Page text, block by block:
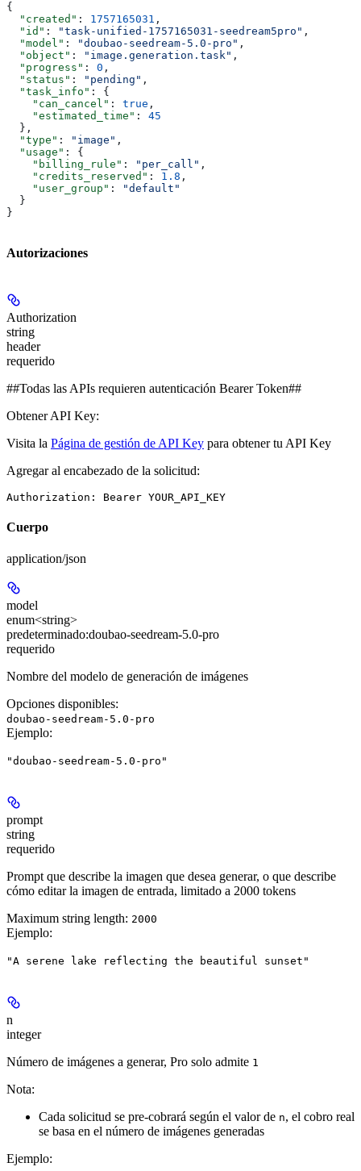
{
  "created"
: 1757165031 ,
  "id"
: "task-unified-1757165031-seedream5pro" ,
  "model"
: "doubao-seedream-5.0-pro" ,
  "object"
: "image.generation.task" ,
  "progress"
: 0 ,
  "status"
: "pending" ,
  "task_info"
: {
    "can_cancel"
: true ,
    "estimated_time"
: 45
  },
  "type"
: "image" ,
  "usage"
: {
    "billing_rule"
: "per_call" ,
    "credits_reserved"
: 1.8 ,
    "user_group"
:
"default"
  }
}
Autorizaciones
Authorization
string
header
requerido
##Todas las APIs requieren autenticación Bearer Token##
Obtener API Key:
Visita la Página de gestión de API Key para obtener tu API Key
Agregar al encabezado de la solicitud:
Authorization: Bearer YOUR_API_KEY
Cuerpo
application/json
model
enum<string>
predeterminado:doubao-seedream-5.0-pro
requerido
Nombre del modelo de generación de imágenes
Opciones disponibles:
doubao-seedream-5.0-pro
Ejemplo:
"doubao-seedream-5.0-pro"
prompt
string
requerido
Prompt que describe la imagen que desea generar, o que describe
cómo editar la imagen de entrada, limitado a 2000 tokens
Maximum string length: 2000
Ejemplo:
"A serene lake reflecting the beautiful sunset"
n
integer
Número de imágenes a generar, Pro solo admite 1
Nota:
Cada solicitud se pre-cobrará según el valor de n, el cobro real
se basa en el número de imágenes generadas
Ejemplo: